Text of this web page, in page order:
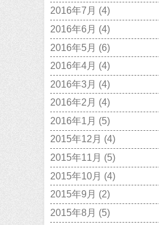
2016年7月 (4)
2016年6月 (4)
2016年5月 (6)
2016年4月 (4)
2016年3月 (4)
2016年2月 (4)
2016年1月 (5)
2015年12月 (4)
2015年11月 (5)
2015年10月 (4)
2015年9月 (2)
2015年8月 (5)